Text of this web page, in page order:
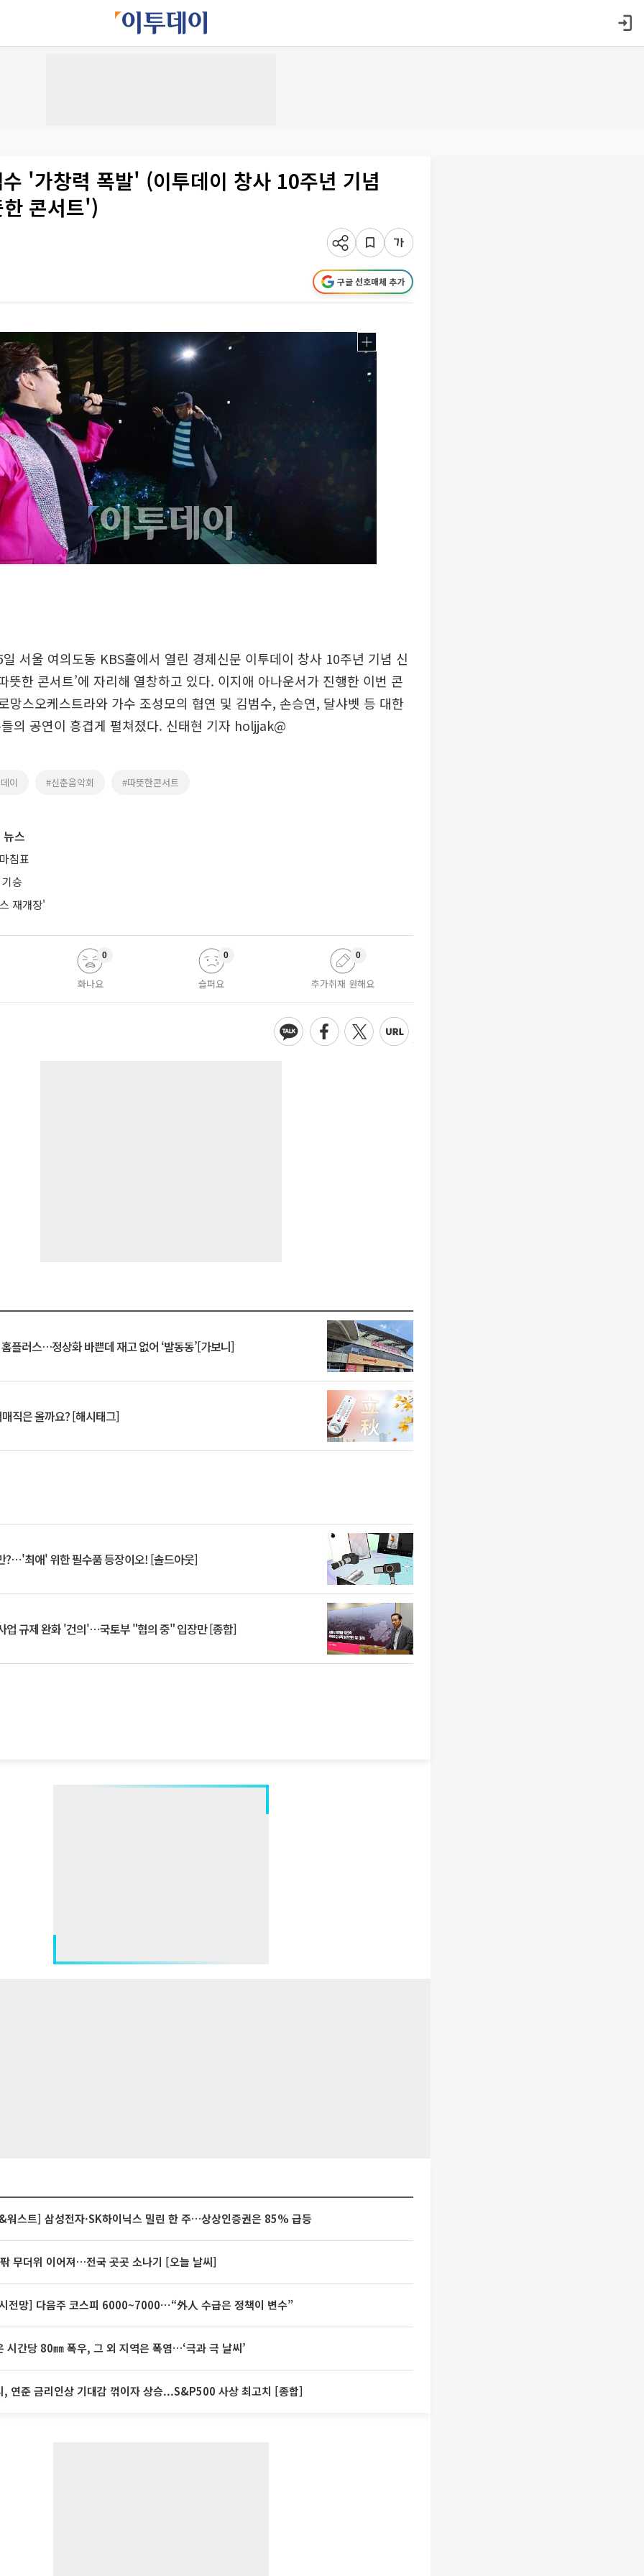
'가창력 폭발' (이투데이 창사 10주년 기념
콘서트')
구글 선호매체 추가
서울 여의도동 KBS홀에서 열린 경제신문 이투데이 창사 10주년 기념 신
뜻한 콘서트’에 자리해 열창하고 있다. 이지애 아나운서가 진행한 이번 콘
망스오케스트라와 가수 조성모의 협연 및 김범수, 손승연, 달샤벳 등 대한
의 공연이 흥겹게 펼쳐졌다. 신태현 기자 holjjak@
이 #신춘음악회 #따뜻한콘서트
스
침표
승
재개장'
화나요
0
슬퍼요
0
추가취재 원해요
0
플러스…정상화 바쁜데 재고 없어 ‘발동동’[가보니]
직은 올까요? [해시태그]
?⋯'최애' 위한 필수품 등장이오! [솔드아웃]
업 규제 완화 '건의'⋯국토부 "협의 중" 입장만 [종합]
워스트] 삼성전자·SK하이닉스 밀린 한 주…상상인증권은 85% 급등
무더위 이어져…전국 곳곳 소나기 [오늘 날씨]
전망] 다음주 코스피 6000~7000⋯“外人 수급은 정책이 변수”
시간당 80㎜ 폭우, 그 외 지역은 폭염…‘극과 극 날씨’
, 연준 금리인상 기대감 꺾이자 상승...S&P500 사상 최고치 [종합]